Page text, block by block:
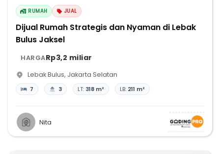
RUMAH JUAL
Dijual Rumah Strategis dan Nyaman di Lebak
Bulus Jaksel
HARGARp3,2 miliar
Lebak Bulus, Jakarta Selatan
7 3 LT: 318 m² LB: 211 m²
Nita